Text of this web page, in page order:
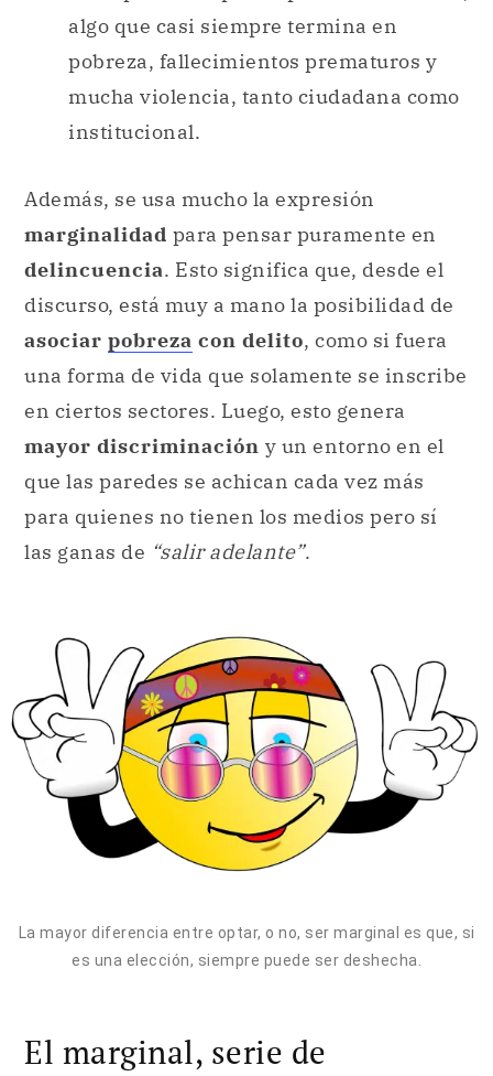
algo que casi siempre termina en
pobreza, fallecimientos prematuros y
mucha violencia, tanto ciudadana como
institucional.
Además, se usa mucho la expresión
marginalidad para pensar puramente en
delincuencia. Esto significa que, desde el
discurso, está muy a mano la posibilidad de
asociar pobreza con delito, como si fuera
una forma de vida que solamente se inscribe
en ciertos sectores. Luego, esto genera
mayor discriminación y un entorno en el
que las paredes se achican cada vez más
para quienes no tienen los medios pero sí
las ganas de “salir adelante”.
La mayor diferencia entre optar, o no, ser marginal es que, si
es una elección, siempre puede ser deshecha.
El marginal, serie de